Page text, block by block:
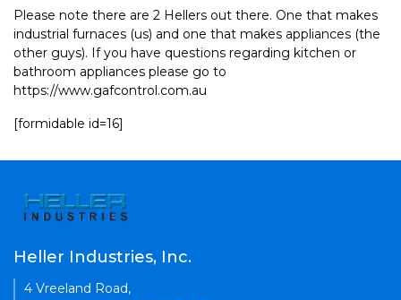
Please note there are 2 Hellers out there. One that makes
industrial furnaces (us) and one that makes appliances (the
other guys). If you have questions regarding kitchen or
bathroom appliances please go to
https://www.gafcontrol.com.au
[formidable id=16]
Heller Industries, Inc.
4 Vreeland Road,